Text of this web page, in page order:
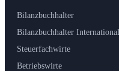
Bilanzbuchhalter
Bilanzbuchhalter International
Steuerfachwirte
Betriebswirte